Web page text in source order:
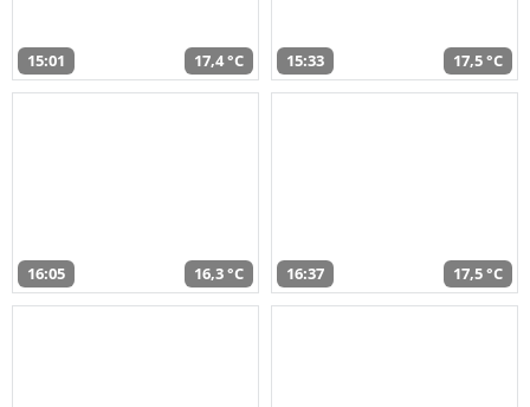
15:01 17,4 °C 15:33 17,5 °C
16:05 16,3 °C 16:37 17,5 °C